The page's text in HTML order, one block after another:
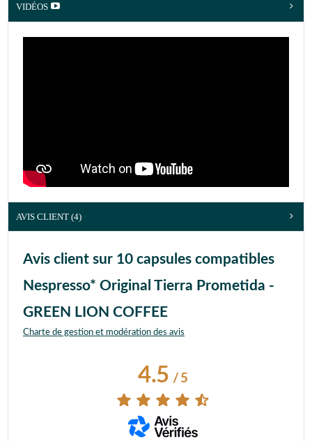
VIDÉOS
AVIS CLIENT (4)
Avis client sur 10 capsules compatibles
Nespresso* Original Tierra Prometida -
GREEN LION COFFEE
Charte de gestion et modération des avis
4.5/ 5